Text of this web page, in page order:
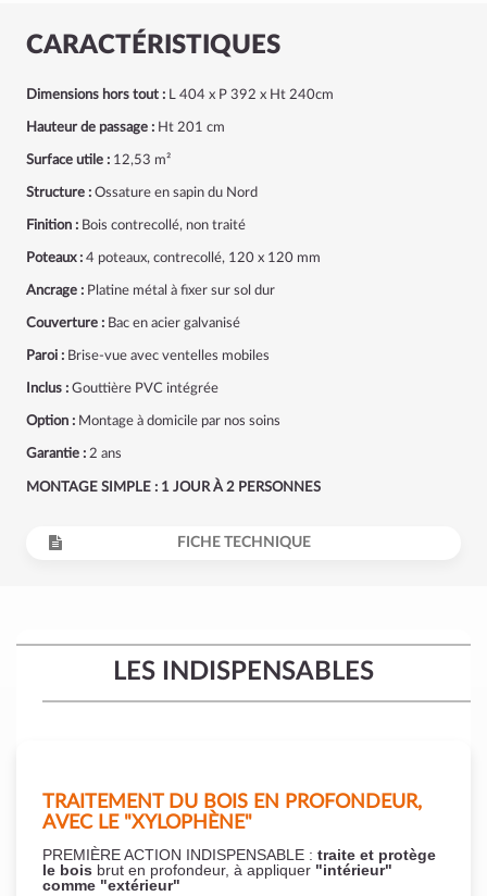
CARACTÉRISTIQUES
Dimensions hors tout : L 404 x P 392 x Ht 240cm
Hauteur de passage : Ht 201 cm
Surface utile : 12,53 m²
Structure : Ossature en sapin du Nord
Finition : Bois contrecollé, non traité
Poteaux : 4 poteaux, contrecollé, 120 x 120 mm
Ancrage : Platine métal à fixer sur sol dur
Couverture : Bac en acier galvanisé
Paroi : Brise-vue avec ventelles mobiles
Inclus : Gouttière PVC intégrée
Option : Montage à domicile par nos soins
Garantie : 2 ans
MONTAGE SIMPLE : 1 JOUR À 2 PERSONNES
FICHE TECHNIQUE
LES INDISPENSABLES
TRAITEMENT DU BOIS EN PROFONDEUR,
AVEC LE "XYLOPHÈNE"
PREMIÈRE ACTION INDISPENSABLE : traite et protège
le bois brut en profondeur, à appliquer "intérieur"
comme "extérieur"